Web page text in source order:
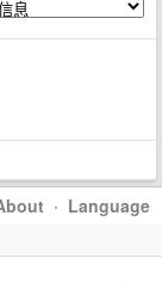
· Language